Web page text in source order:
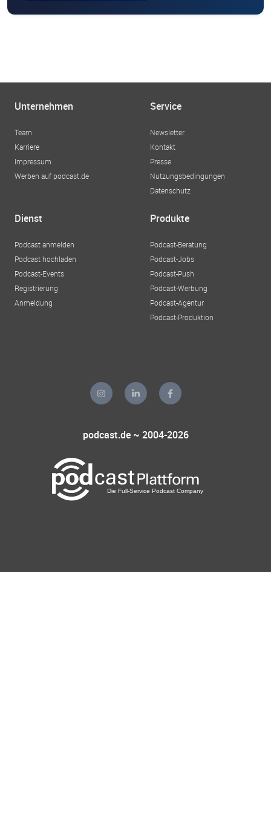
Unternehmen
Team
Karriere
Impressum
Werben auf podcast.de
Service
Newsletter
Kontakt
Presse
Nutzungsbedingungen
Datenschutz
Dienst
Podcast anmelden
Podcast hochladen
Podcast-Events
Registrierung
Anmeldung
Produkte
Podcast-Beratung
Podcast-Jobs
Podcast-Push
Podcast-Werbung
Podcast-Agentur
Podcast-Produktion
podcast.de ~ 2004-2026